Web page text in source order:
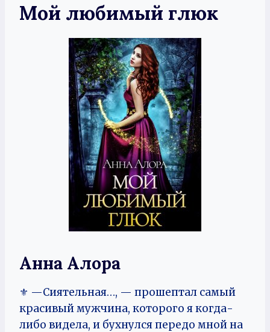
Мой любимый глюк
Анна Алора
⚜️ —Сиятельная…, — прошептал самый
красивый мужчина, которого я когда-
либо видела, и бухнулся передо мной на